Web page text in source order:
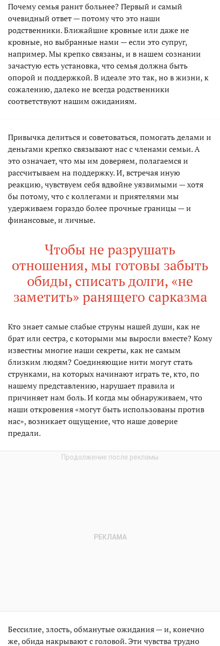
Почему семья ранит больнее? Первый и самый
очевидный ответ — потому что это наши
родственники. Ближайшие кровные или даже не
кровные, но выбранные нами — если это супруг,
например. Мы крепко связаны, и в нашем сознании
зачастую есть установка, что семья должна быть
опорой и поддержкой. В идеале это так, но в жизни, к
сожалению, далеко не всегда родственники
соответствуют нашим ожиданиям.
Привычка делиться и советоваться, помогать делами и
деньгами крепко связывают нас с членами семьи. А
это означает, что мы им доверяем, полагаемся и
рассчитываем на поддержку. И, встречая иную
реакцию, чувствуем себя вдвойне уязвимыми — хотя
бы потому, что с коллегами и приятелями мы
удерживаем гораздо более прочные границы — и
финансовые, и личные.
Чтобы не разрушать
отношения, мы готовы забыть
обиды, списать долги, «не
заметить» ранящего сарказма
Кто знает самые слабые струны нашей души, как не
брат или сестра, с которыми мы выросли вместе? Кому
известны многие наши секреты, как не самым
близким людям? Соединяющие нити могут стать
струнками, на которых начинают играть те, кто, по
нашему представлению, нарушает правила и
причиняет нам боль. И когда мы обнаруживаем, что
наши откровения «могут быть использованы против
нас», возникает ощущение, что наше доверие
предали.
Бессилие, злость, обманутые ожидания — и, конечно
же, обида накрывают с головой. Эти чувства трудно